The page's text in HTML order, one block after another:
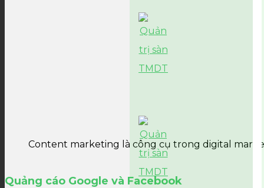
Content marketing là công cụ trong digital
Quảng cáo Google và Facebook